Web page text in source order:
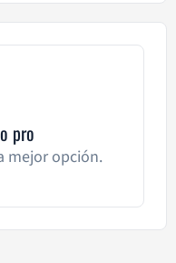
pro
mejor opción.